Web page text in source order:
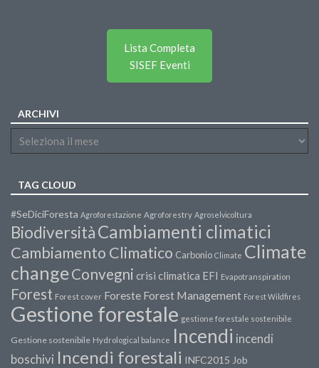
Lista Completa
SISEF Eventi
ARCHIVI
TAG CLOUD
#SeDiciForesta Agroforestazione Agroforestry Agroselvicoltura
BiodiversitàCambiamenti climatici
Cambiamento Climatico Carbonio Climate Climate
changeConvegni crisi climatica EFI Evapotranspiration
Forest Forest cover Foreste Forest Management Forest Wildfires
Gestione forestale gestione forestale sostenibile
Gestione sostenibile Hydrological balance Incendi incendi
boschivi Incendi forestali INFC2015 Job